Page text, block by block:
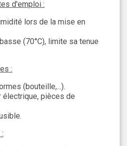
d'emploi :
lors de la mise en
(70°C), limite sa tenue
:
(bouteille,...).
électrique, pièces de